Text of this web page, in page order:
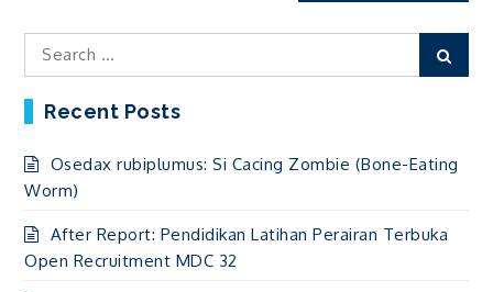
Search
Recent Posts
Osedax rubiplumus: Si Cacing Zombie (Bone-Eating
Worm)
After Report: Pendidikan Latihan Perairan Terbuka
Open Recruitment MDC 32